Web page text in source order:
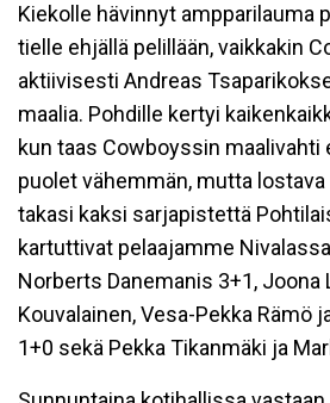
Kiekolle hävinnyt ampparilauma
tielle ehjällä pelillään, vaikkakin
aktiivisesti Andreas
maalia. Pohdille kertyi
kun taas Cowboyssin maalivahti
puolet vähemmän, mutta
takasi kaksi sarjapistettä
kartuttivat pelaajamme
Norberts Danemanis 3+1, Joona
Kouvalainen, Vesa-Pekka Rämö
1+0 sekä Pekka Tikanmäki ja